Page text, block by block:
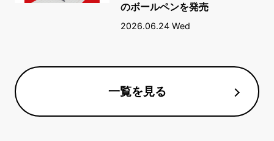
のボールペンを発売
2026.06.24 Wed
一覧を見る